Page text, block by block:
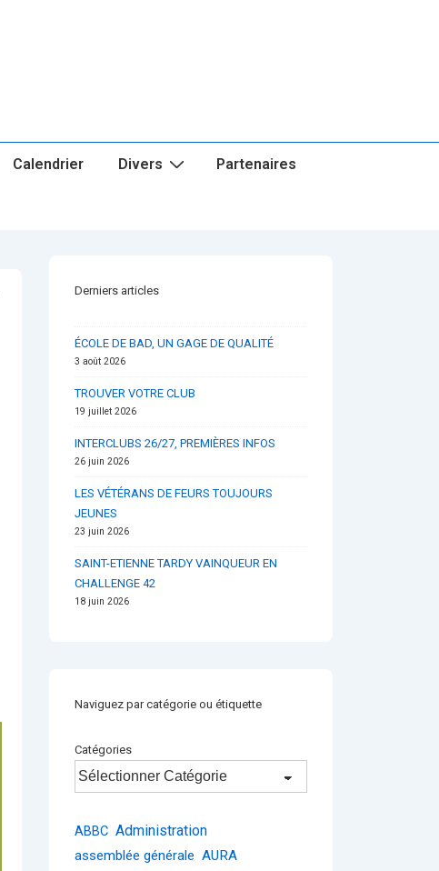
Calendrier Divers Partenaires
Derniers articles
ÉCOLE DE BAD, UN GAGE DE QUALITÉ
3 août 2026
TROUVER VOTRE CLUB
19 juillet 2026
INTERCLUBS 26/27, PREMIÈRES INFOS
26 juin 2026
LES VÉTÉRANS DE FEURS TOUJOURS
JEUNES
23 juin 2026
SAINT-ETIENNE TARDY VAINQUEUR EN
CHALLENGE 42
18 juin 2026
Naviguez par catégorie ou étiquette
Catégories
ABBC Administration
assemblée générale AURA